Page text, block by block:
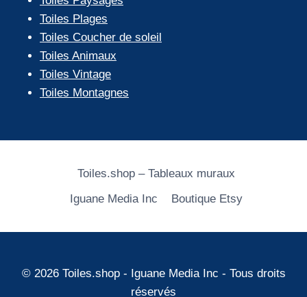
Toiles Plages
Toiles Coucher de soleil
Toiles Animaux
Toiles Vintage
Toiles Montagnes
Toiles.shop – Tableaux muraux
Iguane Media Inc
Boutique Etsy
© 2026 Toiles.shop - Iguane Media Inc - Tous droits
réservés